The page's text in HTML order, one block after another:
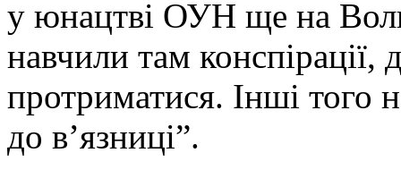
у юнацтві ОУН ще на
навчили там конспірації,
протриматися. Інші того
до в’язниці”.